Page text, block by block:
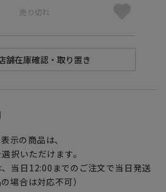
売り切れ
示の商品は、
択いただけます。
当日12:00までのご注文で当日発送
場合は対応不可）